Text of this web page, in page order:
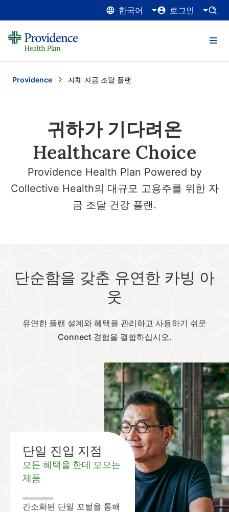
한국어 로그인
Providence Current:
자체 자금 조달 플랜
귀하가 기다려온
Healthcare Choice
Providence Health Plan Powered by
Collective Health의 대규모 고용주를 위한 자
금 조달 건강 플랜.
단순함을 갖춘 유연한 카빙 아
웃
유연한 플랜 설계와 혜택을 관리하고 사용하기 쉬운
Connect 경험을 결합하십시오.
단일 진입 지점
모든 혜택을 한데 모으는
제품
간소화된 단일 포털을 통해